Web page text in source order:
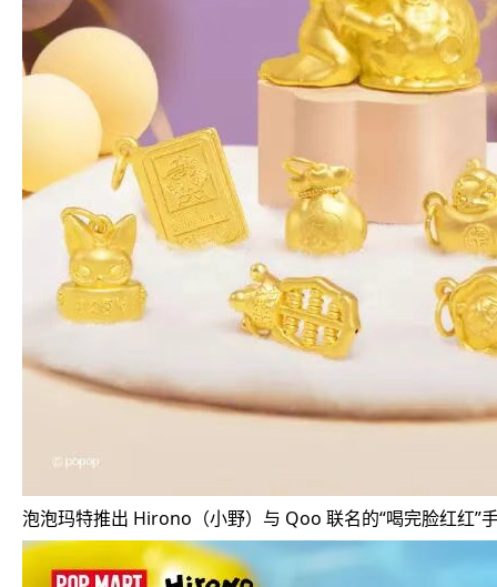
泡泡玛特推出 Hirono（小野）与 Qoo 联名的“喝完脸红红”